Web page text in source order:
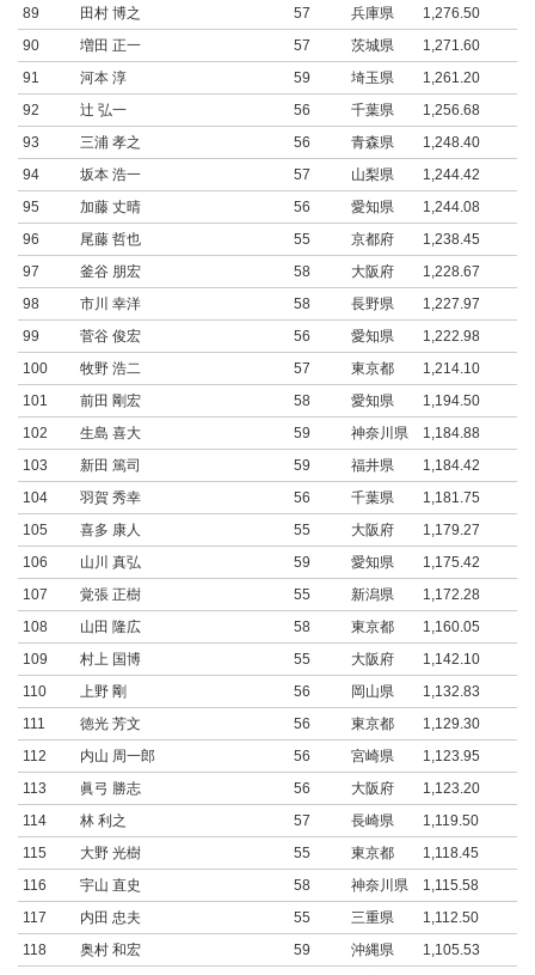
89
田村 博之 57 兵庫県
1,276.50
90
増田 正一 57 茨城県
1,271.60
91
河本 淳 59 埼玉県
1,261.20
92
辻 弘一 56 千葉県
1,256.68
93
三浦 孝之 56 青森県
1,248.40
94
坂本 浩一 57 山梨県
1,244.42
95
加藤 丈晴 56 愛知県
1,244.08
96
尾藤 哲也 55 京都府
1,238.45
97
釜谷 朋宏 58 大阪府
1,228.67
98
市川 幸洋 58 長野県
1,227.97
99
菅谷 俊宏 56 愛知県
1,222.98
100
牧野 浩二 57 東京都
1,214.10
101
前田 剛宏 58 愛知県
1,194.50
102
生島 喜大 59 神奈川県
1,184.88
103
新田 篤司 59 福井県
1,184.42
104
羽賀 秀幸 56 千葉県
1,181.75
105
喜多 康人 55 大阪府
1,179.27
106
山川 真弘 59 愛知県
1,175.42
107
覚張 正樹 55 新潟県
1,172.28
108
山田 隆広 58 東京都
1,160.05
109
村上 国博 55 大阪府
1,142.10
110
上野 剛 56 岡山県
1,132.83
111
徳光 芳文 56 東京都
1,129.30
112
内山 周一郎 56 宮崎県
1,123.95
113
眞弓 勝志 56 大阪府
1,123.20
114
林 利之 57 長崎県
1,119.50
115
大野 光樹 55 東京都
1,118.45
116
宇山 直史 58 神奈川県
1,115.58
117
内田 忠夫 55 三重県
1,112.50
118
奥村 和宏 59 沖縄県
1,105.53